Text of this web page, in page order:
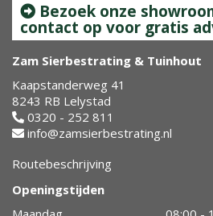
Bezoek onze
contact op voor gratis
Zam Sierbestrating & Tuinhout
Kaapstanderweg 41
8243 RB Lelystad
0320 - 252 811
info@zamsierbestrating.nl
Routebeschrijving
Openingstijden